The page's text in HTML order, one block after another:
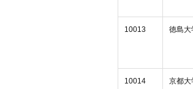
10013 徳島大
10014 京都大